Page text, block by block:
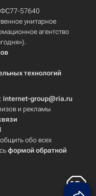
ФС77-57640
унитарное
агентство
технологий
internet-group@ria.ru
и рекламы
обо всех
формой обратной